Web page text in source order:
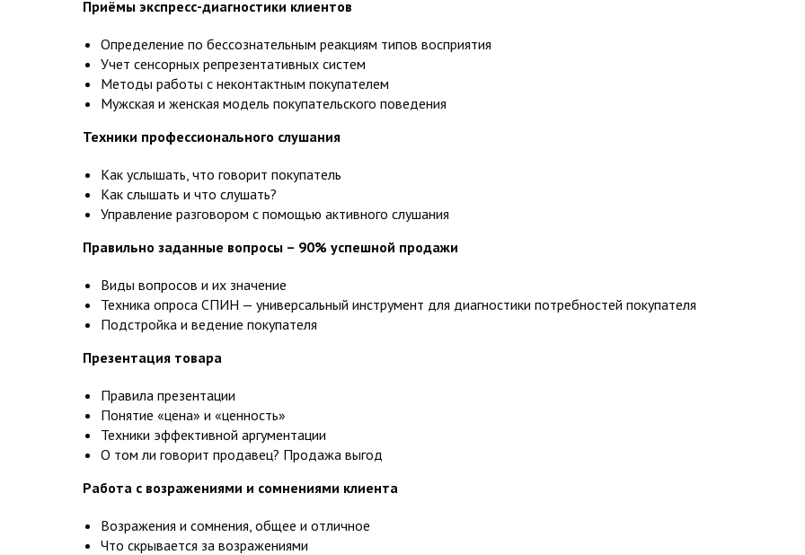
Приёмы экспресс-диагностики клиентов
Определение по бессознательным реакциям типов восприятия
Учет сенсорных репрезентативных систем
Методы работы с неконтактным покупателем
Мужская и женская модель покупательского поведения
Техники профессионального слушания
Как услышать, что говорит покупатель
Как слышать и что слушать?
Управление разговором с помощью активного слушания
Правильно заданные вопросы – 90% успешной продажи
Виды вопросов и их значение
Техника опроса СПИН — универсальный инструмент для диагностики потребностей покупателя
Подстройка и ведение покупателя
Презентация товара
Правила презентации
Понятие «цена» и «ценность»
Техники эффективной аргументации
О том ли говорит продавец? Продажа выгод
Работа с возражениями и сомнениями клиента
Возражения и сомнения, общее и отличное
Что скрывается за возражениями